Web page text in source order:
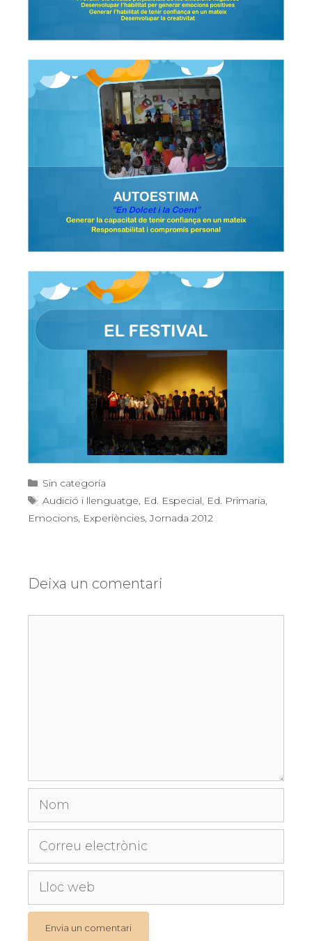
Categories
Sin categoría
Etiquetes
Audició i llenguatge, Ed. Especial, Ed. Primaria,
Emocions, Experiències,Jornada 2012
Deixa un comentari
Nom
Correu
electrònic
Lloc
web